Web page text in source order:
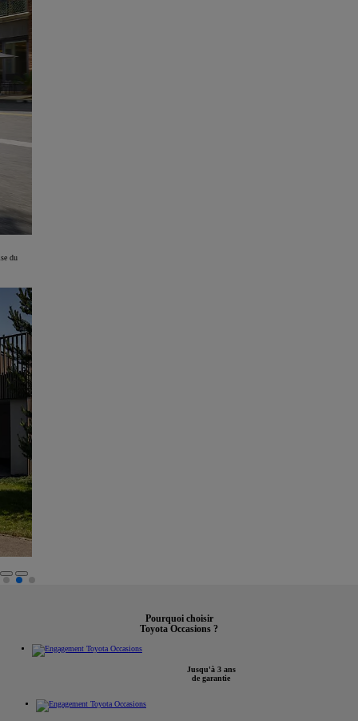
du
Pourquoi choisir
Toyota Occasions ?
Jusqu'à 3 ans
de garantie